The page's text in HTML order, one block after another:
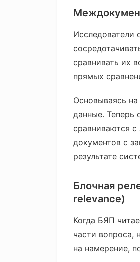
Исследователи
сравнивать их
прямых
Основываясь
данные. Теперь
сравниваются
документов с
результате
Блочная
relevance)
Когда БЯП
части вопроса,
на намерение,